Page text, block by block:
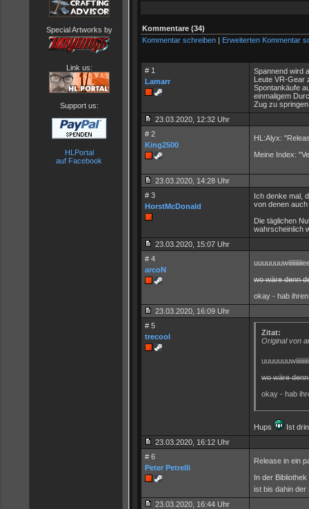
Special Artworks by
Link us:
Support us:
HLPortal
auf Facebook
Kommentare (34)
Kommentar schreiben | Erweiterten Kommentar
# 1
Lamarr
Spannend wird
Leute VR-Gear
Spontankäufe
einmaligem
Zug zu
23.03.2020, 12:32 Uhr
# 2
King2500
HL:Alyx:
Meine Index:
23.03.2020, 14:28 Uhr
# 3
HorstMcDonald
Ich denke mal,
von denen
Die täglichen
wahrscheinlich
23.03.2020, 15:07 Uhr
# 4
arcoN
wo wäre denn
okay - hab
23.03.2020, 16:09 Uhr
# 5
trecool
Zitat:
Original von
wo wäre
okay - hab
Hups
Ist
23.03.2020, 16:12 Uhr
# 6
Peter Petrelli
Release in ein
In der
ist bis dahin der
23.03.2020, 16:44 Uhr